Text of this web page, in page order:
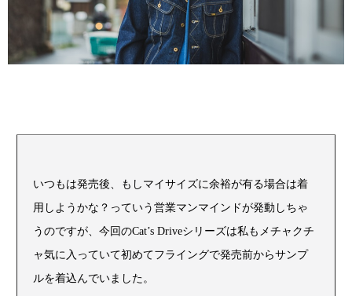
いつもは発売後、もしマイサイズに余裕が有る場合は着
用しようかな？っていう営業マンマインドが発動しちゃ
うのですが、今回のCat’s Driveシリーズは私もメチャクチ
ャ気に入っていて初めてフライングで発売前からサンプ
ルを着込んでいました。